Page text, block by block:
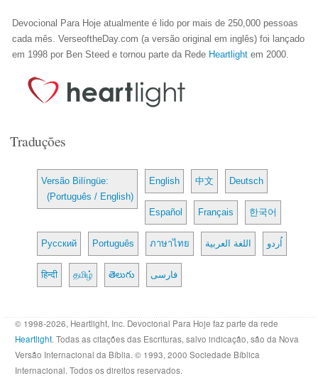
Devocional Para Hoje atualmente é lido por mais de 250,000 pessoas
cada mês. VerseoftheDay.com (a versão original em inglês) foi lançado
em 1998 por Ben Steed e tornou parte da Rede Heartlight em 2000.
Traduções
Versão Bilíngüe:
(Português / English)
English 中文 Deutsch
Español Français 한국어
Русский Português ภาษาไทย اللغة العربية اُردو
हिन्दी தமிழ் తెలుగు فارسی
© 1998-2026, Heartlight, Inc. Devocional Para Hoje faz parte da rede
Heartlight. Todas as citações das Escrituras, salvo indicação, são da Nova
Versão Internacional da Bíblia. © 1993, 2000 Sociedade Bíblica
Internacional. Todos os direitos reservados.